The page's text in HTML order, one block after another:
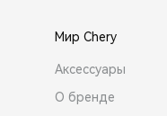
Мир Chery
Аксессуары
О бренде